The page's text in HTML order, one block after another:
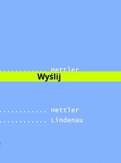
Hettler
Hettler
Hettler
Hettler
Hettler
Hettler
Lindenau
Wyślij